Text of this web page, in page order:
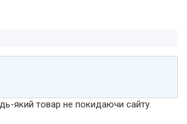
який товар не покидаючи сайту.